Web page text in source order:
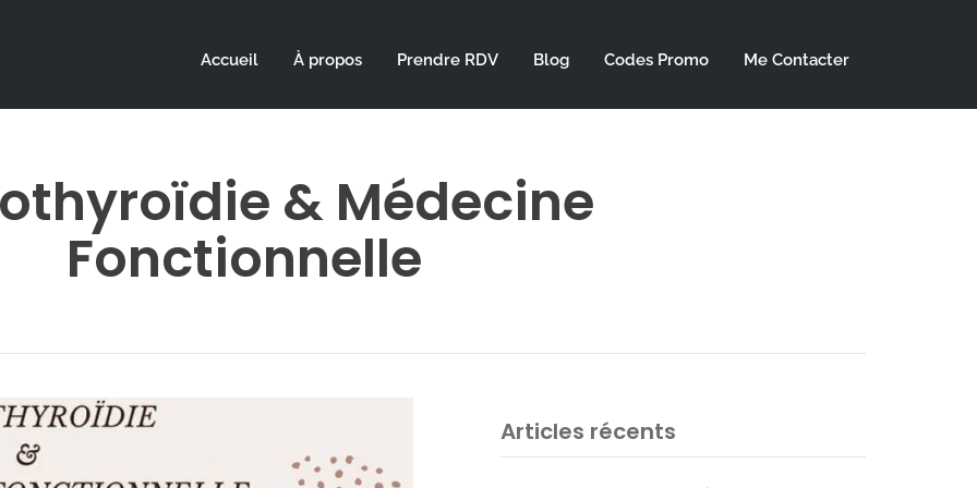
Accueil À propos Prendre RDV Blog Codes Promo Me Contacter
& Médecine
Fonctionnelle
Articles récents